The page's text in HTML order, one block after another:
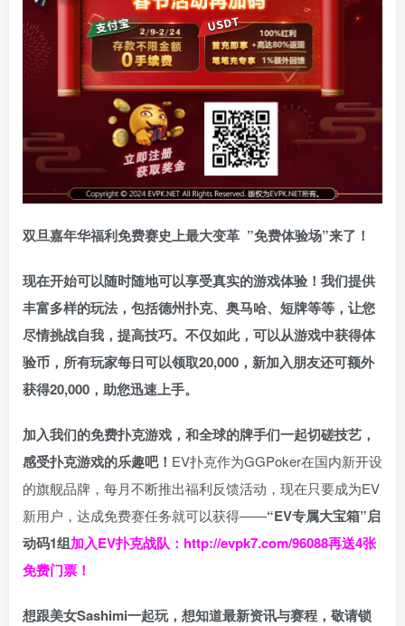
双旦嘉年华福利免费赛史上最大变革 ”免费体验场”来了！
现在开始可以随时随地可以享受真实的游戏体验！我们提供
丰富多样的玩法，包括德州扑克、奥马哈、短牌等等，让您
尽情挑战自我，提高技巧。不仅如此， 可以从游戏中获得体
验币，所有玩家每日可以领取20,000，新加入朋友还可额外
获得20,000，助您迅速上手。
加入我们的免费扑克游戏，和全球的牌手们一起切磋技艺，
感受扑克游戏的乐趣吧！ EV扑克作为GGPoker在国内新开设
的旗舰品牌，每月不断推出福利反馈活动，现在只要成为EV
新用户，达成免费赛任务就可以获得——“EV专属大宝箱”启
动码1组加入EV扑克战队： http://evpk7.com/96088再送4张
免费门票！
想跟美女Sashimi一起玩， 想知道最新资讯与赛程， 敬请锁